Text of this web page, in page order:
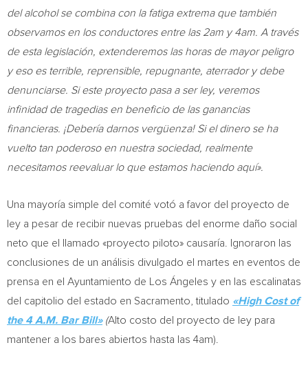
del alcohol se combina con la fatiga extrema que también
observamos en los conductores entre las 2am y4am . A través
de esta legislación, extenderemos las horas de mayor peligro
y eso es terrible, reprensible, repugnante, aterrador y debe
denunciarse. Si este proyecto pasa a ser ley, veremos
infinidad de tragedias en beneficio de las ganancias
financieras. ¡Debería darnos vergüenza! Si el dinero se ha
vuelto tan poderoso en nuestra sociedad, realmente
necesitamos reevaluar lo que estamos haciendo aquí».
Una mayoría simple del comité votó a favor del proyecto de
ley a pesar de recibir nuevas pruebas del enorme daño social
neto que el llamado «proyecto piloto» causaría. Ignoraron las
conclusiones de un análisis divulgado el martes en eventos de
prensa en el Ayuntamiento de Los Ángeles y en las escalinatas
del capitolio del estado en Sacramento , titulado «High Cost of
the 4 A.M. Bar Bill» (Alto costo del proyecto de ley para
mantener a los bares abiertos hasta las 4am).